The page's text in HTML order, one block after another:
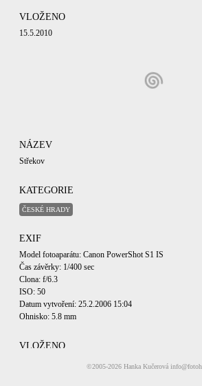
VLOŽENO
15.5.2010
NÁZEV
Střekov
KATEGORIE
ČESKÉ HRADY
EXIF
Model fotoaparátu: Canon PowerShot S1 IS
Čas závěrky: 1/400 sec
Clona: f/6.3
ISO: 50
Datum vytvoření: 25.2.2006 15:04
Ohnisko: 5.8 mm
VLOŽENO
©2005-2026 Hanka Kučerová